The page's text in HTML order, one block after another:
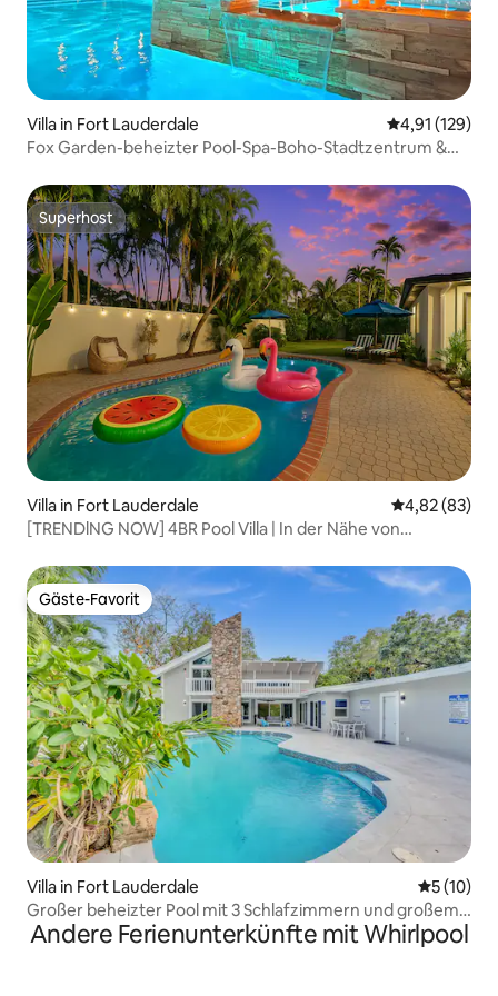
Villa in Fort Lauderdale
4,91 (129)
Fox Garden-beheizter Pool-Spa-Boho-Stadtzentrum &
Superhost
Superhost
Villa in Fort Lauderdale
4,82 (83)
[TRENDlNG NOW] 4BR Pool Villa | In der Nähe von
Gäste-Favorit
Gäste-Favorit
Villa in Fort Lauderdale
5 (10)
Großer beheizter Pool mit 3 Schlafzimmern und großem
Hof
Andere Ferienunterkünfte mit Whirlpool